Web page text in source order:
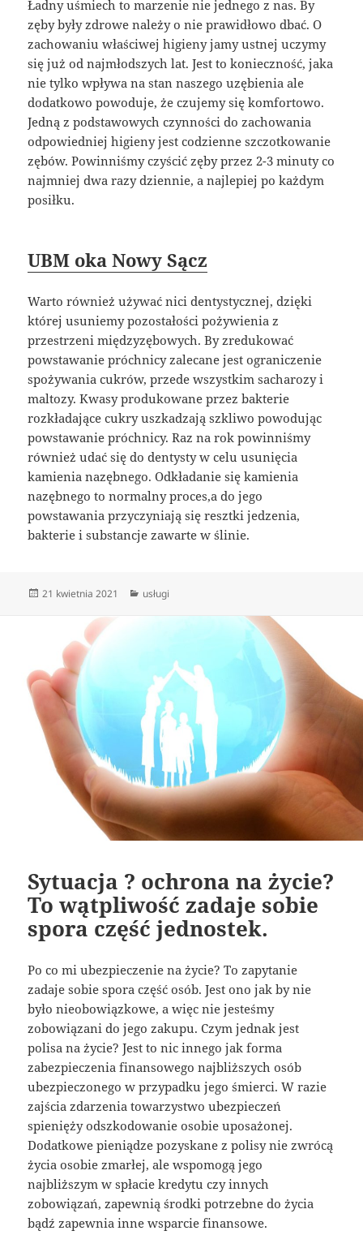
Ładny uśmiech to marzenie nie jednego z nas. By
zęby były zdrowe należy o nie prawidłowo dbać. O
zachowaniu właściwej higieny jamy ustnej uczymy
się już od najmłodszych lat. Jest to konieczność, jaka
nie tylko wpływa na stan naszego uzębienia ale
dodatkowo powoduje, że czujemy się komfortowo.
Jedną z podstawowych czynności do zachowania
odpowiedniej higieny jest codzienne szczotkowanie
zębów. Powinniśmy czyścić zęby przez 2-3 minuty co
najmniej dwa razy dziennie, a najlepiej po każdym
posiłku.
UBM oka Nowy Sącz
Warto również używać nici dentystycznej, dzięki
której usuniemy pozostałości pożywienia z
przestrzeni międzyzębowych. By zredukować
powstawanie próchnicy zalecane jest ograniczenie
spożywania cukrów, przede wszystkim sacharozy i
maltozy. Kwasy produkowane przez bakterie
rozkładające cukry uszkadzają szkliwo powodując
powstawanie próchnicy. Raz na rok powinniśmy
również udać się do dentysty w celu usunięcia
kamienia nazębnego. Odkładanie się kamienia
nazębnego to normalny proces,a do jego
powstawania przyczyniają się resztki jedzenia,
bakterie i substancje zawarte w ślinie.
Data
21 kwietnia 2021 Kategorie
usługi
Sytuacja ? ochrona na życie?
To wątpliwość zadaje sobie
spora część jednostek.
Po co mi ubezpieczenie na życie? To zapytanie
zadaje sobie spora część osób. Jest ono jak by nie
było nieobowiązkowe, a więc nie jesteśmy
zobowiązani do jego zakupu. Czym jednak jest
polisa na życie? Jest to nic innego jak forma
zabezpieczenia finansowego najbliższych osób
ubezpieczonego w przypadku jego śmierci. W razie
zajścia zdarzenia towarzystwo ubezpieczeń
spienięży odszkodowanie osobie uposażonej.
Dodatkowe pieniądze pozyskane z polisy nie zwrócą
życia osobie zmarłej, ale wspomogą jego
najbliższym w spłacie kredytu czy innych
zobowiązań, zapewnią środki potrzebne do życia
bądź zapewnia inne wsparcie finansowe.